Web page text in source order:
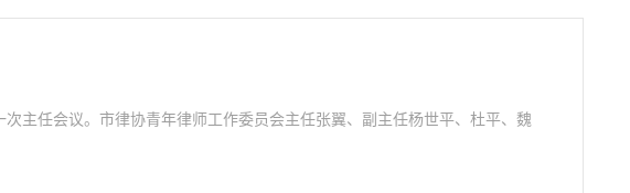
主任会议。市律协青年律师工作委员会主任张翼、副主任杨世平、杜平、魏